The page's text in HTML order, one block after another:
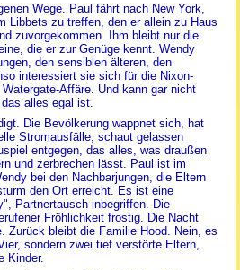
Wege. Paul fährt nach New York,
Libbets zu treffen, den er allein zu Haus
zuvorgekommen. Ihm bleibt nur die
die er zur Genüge kennt. Wendy
den sensiblen älteren, den
interessiert sie sich für die Nixon-
Affäre. Und kann gar nicht
alles egal ist.
Die Bevölkerung wappnet sich, hat
Stromausfälle, schaut gelassen
entgegen, das alles, was draußen
und zerbrechen lässt. Paul ist im
bei den Nachbarjungen, die Eltern
den Ort erreicht. Es ist eine
Partnertausch inbegriffen. Die
Fröhlichkeit frostig. Die Nacht
Zurück bleibt die Familie Hood. Nein, es
sondern zwei tief verstörte Eltern,
Kinder.